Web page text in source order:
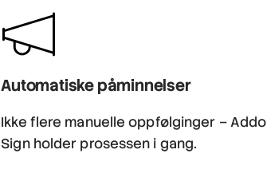
Automatiske påminnelser
Ikke flere manuelle oppfølginger – Addo
Sign holder prosessen i gang.